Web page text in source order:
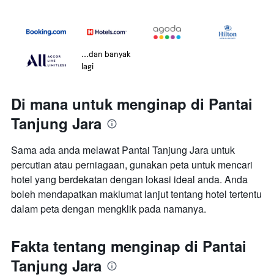
...dan banyak
lagi
Di mana untuk menginap di Pantai
Tanjung Jara
Sama ada anda melawat Pantai Tanjung Jara untuk
percutian atau perniagaan, gunakan peta untuk mencari
hotel yang berdekatan dengan lokasi ideal anda. Anda
boleh mendapatkan maklumat lanjut tentang hotel tertentu
dalam peta dengan mengklik pada namanya.
Fakta tentang menginap di Pantai
Tanjung Jara